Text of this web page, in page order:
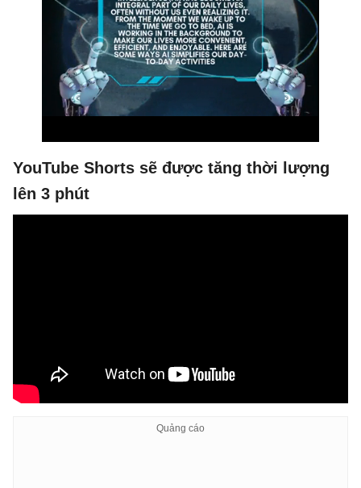
YouTube Shorts sẽ được tăng thời lượng
lên 3 phút